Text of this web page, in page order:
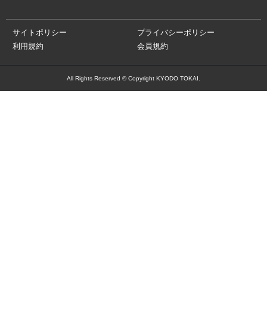
サイトポリシー
プライバシーポリシー
利用規約
会員規約
All Rights Reserved © Copyright KYODO TOKAI.